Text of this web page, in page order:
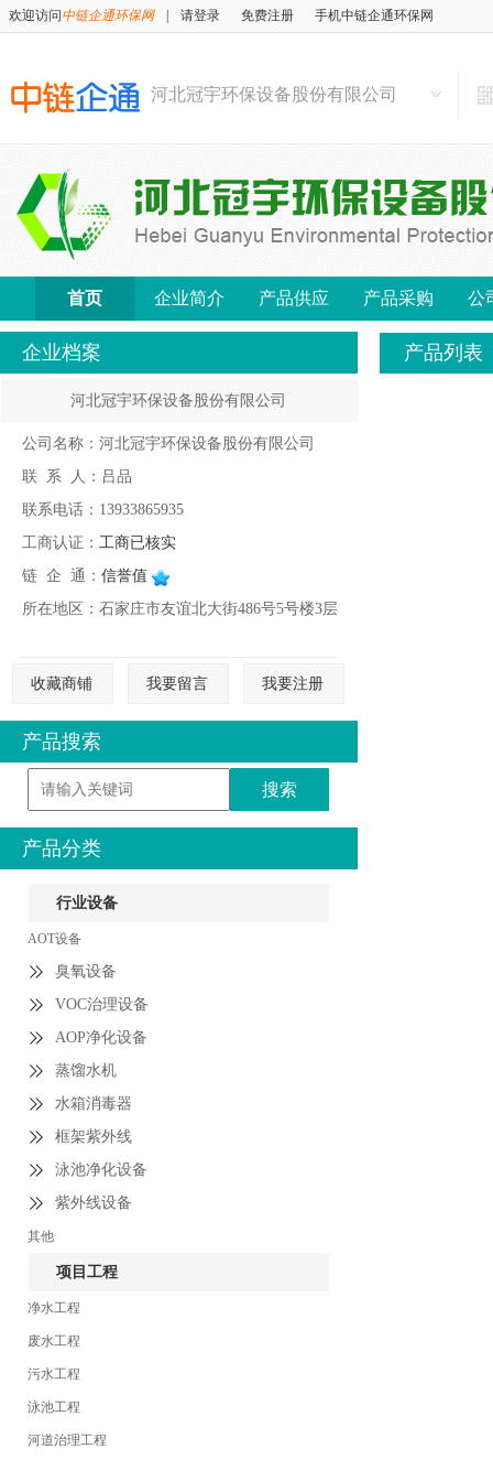
欢迎访问 中链企通环保网 请登录 免费注册 手机中链企通环保网
河北冠宇环保设备股份有限公司
首页 企业简介 产品供应 产品采购 公
企业档案
河北冠宇环保设备股份有限公司
公司名称：河北冠宇环保设备股份有限公司
联 系 人：吕品
联系电话：13933865935
工商认证： 工商已核实
链 企 通： 信誉值
所在地区：石家庄市友谊北大街486号5号楼3层
收藏商铺 我要留言 我要注册
产品搜索
产品分类
行业设备
AOT设备
臭氧设备
VOC治理设备
AOP净化设备
蒸馏水机
水箱消毒器
框架紫外线
泳池净化设备
紫外线设备
其他
项目工程
净水工程
废水工程
污水工程
泳池工程
河道治理工程
产品列表